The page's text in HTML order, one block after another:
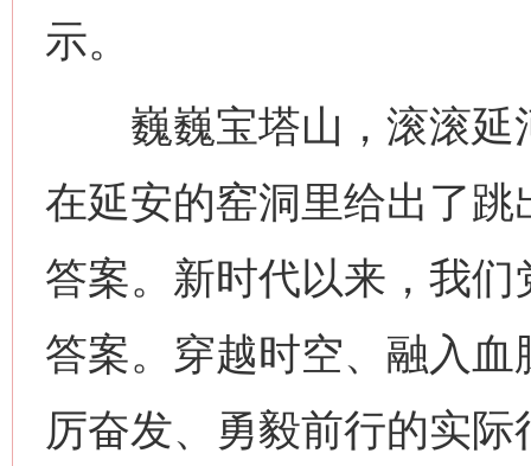
示。
巍巍宝塔山，滚滚延
在延安的窑洞里给出了
答案。新时代以来，我们
答案。穿越时空、融入
厉奋发、勇毅前行的实际